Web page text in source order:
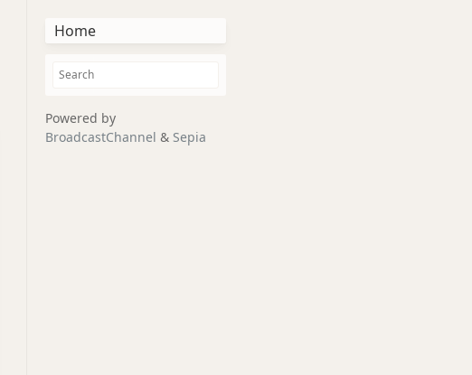
Home
Powered by
BroadcastChannel & Sepia